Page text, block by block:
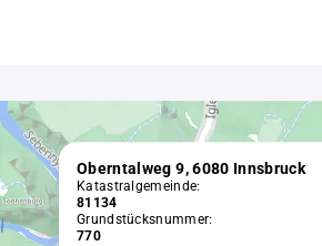
Oberntalweg 9, 6080 Innsbruck
Katastralgemeinde:
81134
Grundstücksnummer:
770